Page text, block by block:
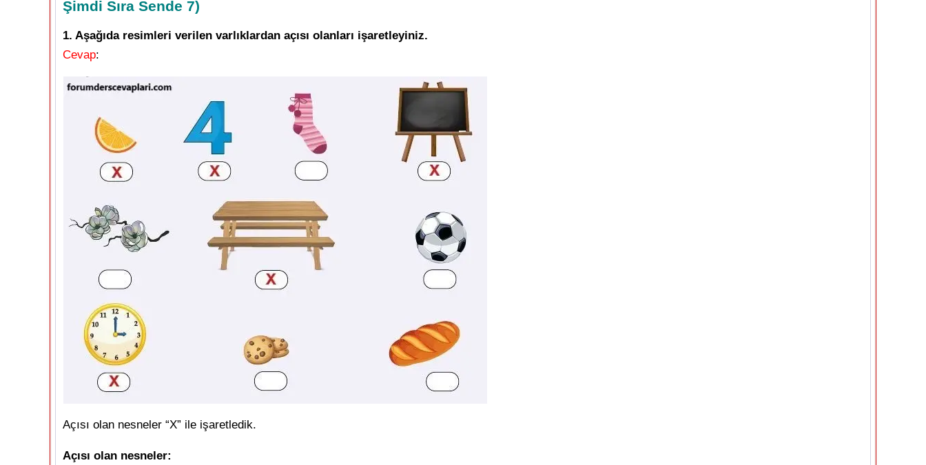
Şimdi Sıra Sende 7)
1. Aşağıda resimleri verilen varlıklardan açısı olanları işaretleyiniz.
Cevap:
Açısı olan nesneler “X” ile işaretledik.
Açısı olan nesneler: